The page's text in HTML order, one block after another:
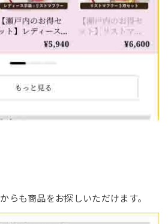
からも商品をお探しいただけます。